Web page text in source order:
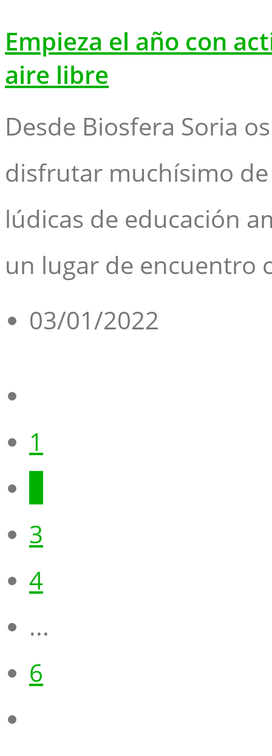
Empieza el año con
aire libre
Desde Biosfera Soria
disfrutar muchísimo
lúdicas de educación
un lugar de encuentro
03/01/2022
1
3
4
...
6